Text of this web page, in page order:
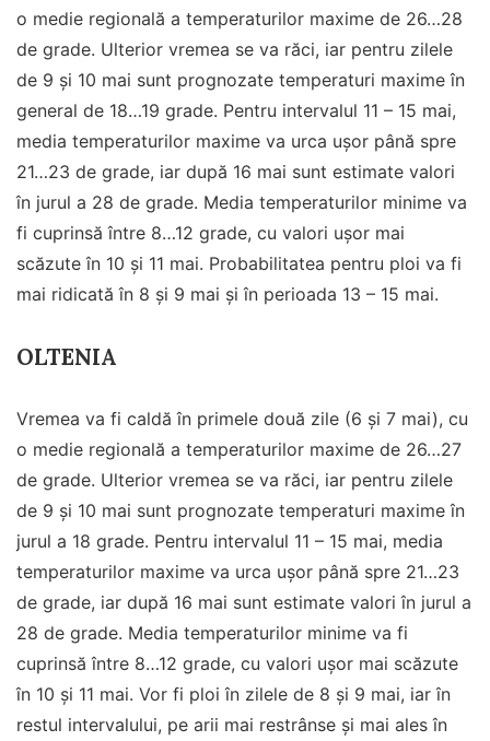
o medie regională a temperaturilor maxime de 26…28
de grade. Ulterior vremea se va răci, iar pentru zilele
de 9 și 10 mai sunt prognozate temperaturi maxime în
general de 18…19 grade. Pentru intervalul 11 – 15 mai,
media temperaturilor maxime va urca ușor până spre
21…23 de grade, iar după 16 mai sunt estimate valori
în jurul a 28 de grade. Media temperaturilor minime va
fi cuprinsă între 8…12 grade, cu valori ușor mai
scăzute în 10 și 11 mai. Probabilitatea pentru ploi va fi
mai ridicată în 8 și 9 mai și în perioada 13 – 15 mai.
OLTENIA
Vremea va fi caldă în primele două zile (6 și 7 mai), cu
o medie regională a temperaturilor maxime de 26…27
de grade. Ulterior vremea se va răci, iar pentru zilele
de 9 și 10 mai sunt prognozate temperaturi maxime în
jurul a 18 grade. Pentru intervalul 11 – 15 mai, media
temperaturilor maxime va urca ușor până spre 21…23
de grade, iar după 16 mai sunt estimate valori în jurul a
28 de grade. Media temperaturilor minime va fi
cuprinsă între 8…12 grade, cu valori ușor mai scăzute
în 10 și 11 mai. Vor fi ploi în zilele de 8 și 9 mai, iar în
restul intervalului, pe arii mai restrânse și mai ales în